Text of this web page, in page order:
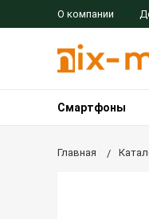
О компании
Смартфоны
Главная